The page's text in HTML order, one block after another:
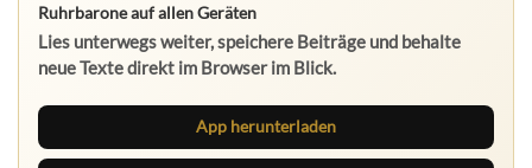
Ruhrbarone auf allen Geräten
Lies unterwegs weiter, speichere Beiträge und behalte
neue Texte direkt im Browser im Blick.
App herunterladen